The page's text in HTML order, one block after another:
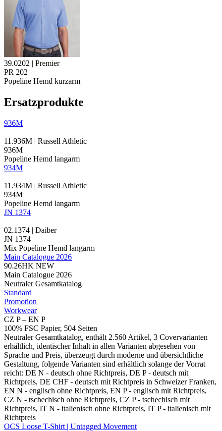
39.0202 | Premier
PR 202
Popeline Hemd kurzarm
Ersatzprodukte
936M
11.936M | Russell Athletic
936M
Popeline Hemd langarm
934M
11.934M | Russell Athletic
934M
Popeline Hemd langarm
JN 1374
02.1374 | Daiber
JN 1374
Mix Popeline Hemd langarm
Main Catalogue 2026
90.26HK NEW
Main Catalogue 2026
Neutraler Gesamtkatalog
Standard
Promotion
Workwear
CZ P – EN P
100% FSC Papier, 504 Seiten
Neutraler Gesamtkatalog, enthält 2.560 Artikel, 3 Covervarianten
erhältlich, identischer Inhalt in allen Varianten abgesehen von
Sprache und Preis, überzeugt durch moderne und übersichtliche
Gestaltung, folgende Varianten sind erhältlich solange der Vorrat
reicht: DE N - deutsch ohne Richtpreis, DE P - deutsch mit
Richtpreis, DE CHF - deutsch mit Richtpreis in Schweizer Franken,
EN N - englisch ohne Richtpreis, EN P - englisch mit Richtpreis,
CZ N - tschechisch ohne Richtpreis, CZ P - tschechisch mit
Richtpreis, IT N - italienisch ohne Richtpreis, IT P - italienisch mit
Richtpreis
OCS Loose T-Shirt | Untagged Movement